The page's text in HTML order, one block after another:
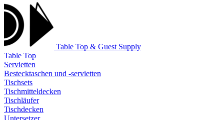
Table Top & Guest Supply
Table Top
Servietten
Bestecktaschen und -servietten
Tischsets
Tischmitteldecken
Tischläufer
Tischdecken